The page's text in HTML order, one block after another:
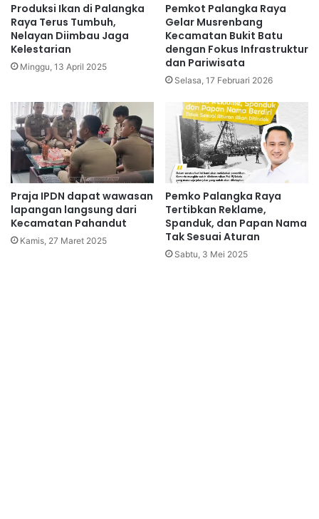
Produksi Ikan di Palangka
Raya Terus Tumbuh,
Nelayan Diimbau Jaga
Kelestarian
Minggu, 13 April 2025
Pemkot Palangka Raya
Gelar Musrenbang
Kecamatan Bukit Batu
dengan Fokus Infrastruktur
dan Pariwisata
Selasa, 17 Februari 2026
Praja IPDN dapat wawasan
lapangan langsung dari
Kecamatan Pahandut
Kamis, 27 Maret 2025
Pemko Palangka Raya
Tertibkan Reklame,
Spanduk, dan Papan Nama
Tak Sesuai Aturan
Sabtu, 3 Mei 2025